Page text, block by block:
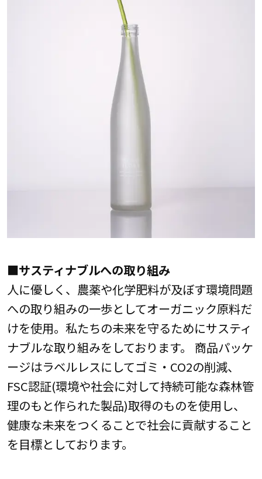
■サスティナブルへの取り組み
人に優しく、農薬や化学肥料が及ぼす環境問題
への取り組みの一歩としてオーガニック原料だ
けを使用。私たちの未来を守るためにサスティ
ナブルな取り組みをしております。 商品パッケ
ージはラベルレスにしてゴミ・CO2の削減、
FSC認証(環境や社会に対して持続可能な森林管
理のもと作られた製品)取得のものを使用し、
健康な未来をつくることで社会に貢献すること
を目標としております。